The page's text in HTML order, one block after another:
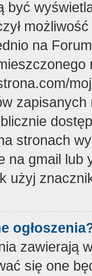
być
na
stronach
na gmail lub
użyj
zawierają
się one